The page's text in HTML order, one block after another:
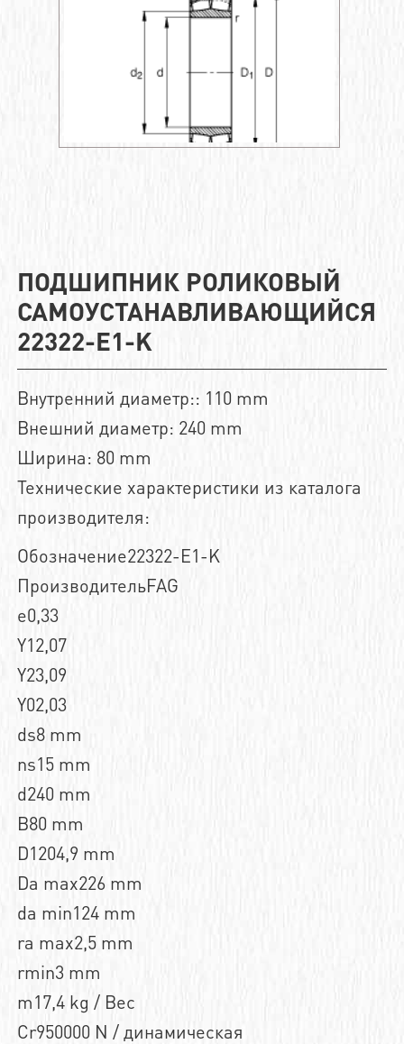
ПОДШИПНИК РОЛИКОВЫЙ
САМОУСТАНАВЛИВАЮЩИЙСЯ
22322-E1-K
Внутренний диаметр:: 110 mm
Внешний диаметр: 240 mm
Ширина: 80 mm
Технические характеристики из каталога
производителя:
Обозначение22322-E1-K
ПроизводительFAG
e0,33
Y12,07
Y23,09
Y02,03
ds8 mm
ns15 mm
d240 mm
B80 mm
D1204,9 mm
Da max226 mm
da min124 mm
ra max2,5 mm
rmin3 mm
m17,4 kg / Вес
Cr950000 N / динамическая